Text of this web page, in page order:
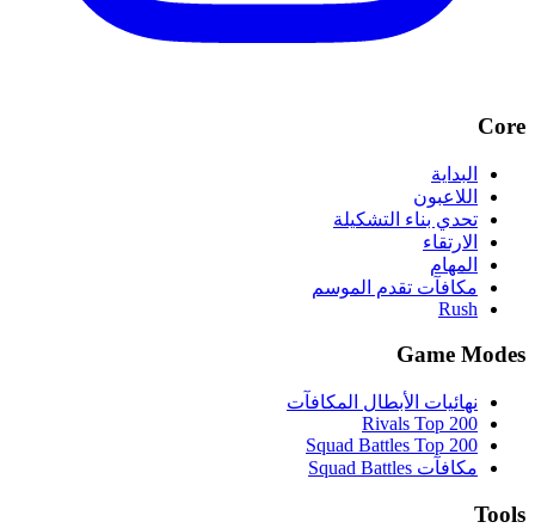
Core
البداية
اللاعبون
تحدي بناء التشكيلة
الارتقاء
المهام
مكافآت تقدم الموسم
Rush
Game Modes
نهائيات الأبطال المكافآت
Rivals Top 200
Squad Battles Top 200
مكافآت Squad Battles
Tools